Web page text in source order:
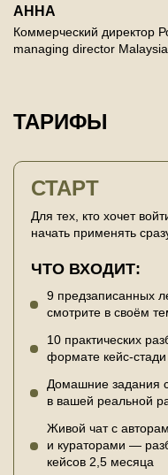
АННА
Коммерческий директор
managing director Malaysia
ТАРИФЫ
СТАРТ
ЧТО ВХОДИТ:
9 предзаписанных
смотрите в своём
10 практических
формате кейс-стади
Домашние задания
в вашей реальной
Живой чат с
и кураторами —
кейсов 2,5 месяца
Для тех, кто хочет
начать применять